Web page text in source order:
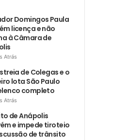
Domingos Paula
licença e não
à Câmara de
Atrás
de Colegas e o
lota São Paulo
completo
Atrás
de Anápolis
e impede tiroteio
de trânsito